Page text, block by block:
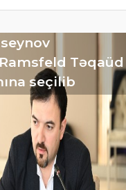
Təqaüd
seçilib